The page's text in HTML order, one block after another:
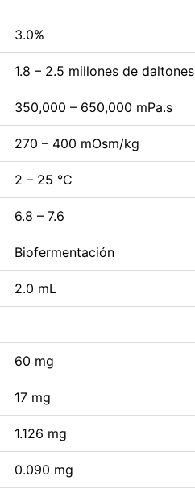
3.0%
1.8 – 2.5 millones de daltones
350,000 – 650,000 mPa.s
270 – 400 mOsm/kg
2 – 25 °C
6.8 – 7.6
Biofermentación
2.0 mL
60 mg
17 mg
1.126 mg
0.090 mg